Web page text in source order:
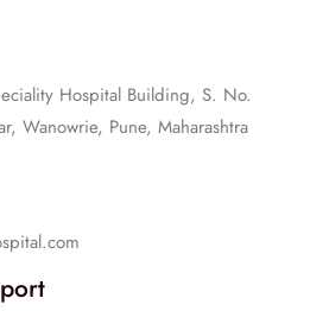
Hospital Building, S. No.
Wanowrie, Pune, Maharashtra